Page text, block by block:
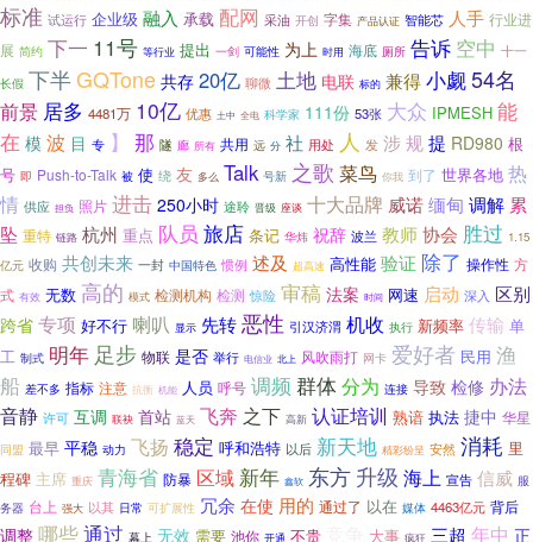
标准 试运行 企业级 融入 承载 配网 采油 开创 字集 产品认证 智能芯 人手 行业进
展 简约 下一 11号 等行业 提出 一剑 可能性 为上 时用 海底 厕所 告诉 空中 十一
长假 下半GQTone 共存 20亿 聊微 土地 电联 标的 兼得小觑54名
前景 居多 4481万 10亿 优惠 土中 全电 科学家 111份 53张 大众 IPMESH 能
在 模 波 目 专 】 那 隧 廊 所有 共用 远 分 社 用处 人 发 涉规提 RD980 根
号 即 Push-to-Talk 被 使 绕 友 多么 Talk 号新 之歌 菜鸟 你我 到了 世界各地 热
情 供应 担负 照片 进击 250小时 途聆 晋级 座谈 十大品牌 威诺缅甸 调解 累
坠 重特 链路 杭州 重点 队员 旅店 条记 华炜 祝辞 波兰 教师协会 胜过 1.15
亿元 收购 共创未来 一封 中国特色 惯例 述及 超高速 高性能 验证 除了 操作性 方
式 有效 无数 高的 模式 检测机构 检测 惊险 审稿 法案 时间 网速 启动 深入 区别
跨省 专项 好不行 喇叭 显示 先转恶性 引汉济渭 机收 执行 新频率 传输 单
工 制式 明年 足步 物联 是否 举行 电信业 北上 风吹雨打 网卡 爱好者 民用 渔
船 差不多 指标 注意 抗衡 机能 人员 呼号 调频 群体分为 连接 导致 检修 办法
音静 许可 互调 联袂 首站 蓝天 飞奔 之下 高新 认证培训 熟谙 执法 捷中 华星
同盟 最早 平稳 动力 飞扬 稳定 呼和浩特 以后 新天地 精彩纷呈 安然 消耗 里
程碑 主席 重庆 青海省 防暴 区域 新年 鑫软 东方 升级 海上 宣告 信威 服
务器 台上 强大 以其 日常 可扩展性 冗余 在使 用的 通过了 以在 媒体 4463亿元 背后
调整 哪些通过 幕上 无效 需要 池你 开通 不贵 大事 疯狂 三超 年中 正